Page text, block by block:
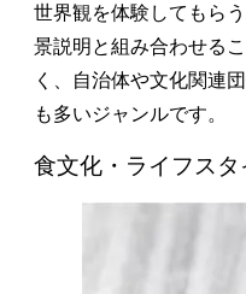
世界観を体験してもら
景説明と組み合わせる
く、自治体や文化関連
も多いジャンルです。
食文化・ライフス